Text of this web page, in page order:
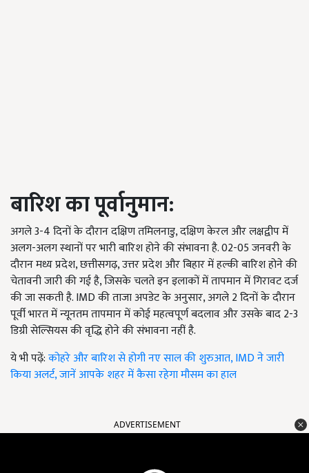
बारिश का पूर्वानुमान:
अगले 3-4 दिनों के दौरान दक्षिण तमिलनाडु, दक्षिण केरल और लक्षद्वीप में
अलग-अलग स्थानों पर भारी बारिश होने की संभावना है. 02-05 जनवरी के
दौरान मध्य प्रदेश,छत्तीसगढ़,उत्तर प्रदेश औरबिहार में हल्की बारिश होने की
चेतावनी जारी की गई है,जिसके चलते इन इलाकों में तापमान में गिरावट दर्ज
की जा सकती है.IMD की ताजा अपडेट के अनुसार,अगले2 दिनों के दौरान
पूर्वी भारत में न्यूनतम तापमान में कोई महत्वपूर्ण बदलाव और उसके बाद 2-3
डिग्री सेल्सियस की वृद्धि होने की संभावना नहीं है.
ये भी पढ़ें:कोहरे और बारिश से होगी नए साल की शुरुआत, IMD ने जारी
किया अलर्ट, जानें आपके शहर में कैसा रहेगा मौसम का हाल
ADVERTISEMENT